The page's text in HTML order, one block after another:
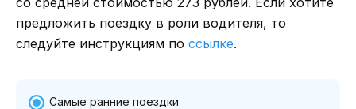
предложить поездку в роли водителя, то
следуйте инструкциям по ссылке.
Самые ранние поездки